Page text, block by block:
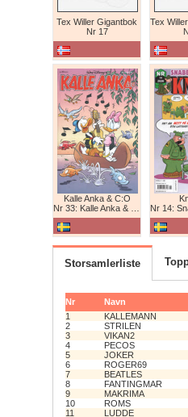
Tex Willer Gigantbok
Nr 17
Kalle Anka & C:O
Nr 33: Kalle Anka & C:O
Nr 14:
Storsamlerliste
Nr
Navn
1
KALLEMANN
2
STRILEN
3
VIKAN2
4
PECOS
5
JOKER
6
ROGER69
7
BEATLES
8
FANTINGMAR
9
MAKRIMA
10
ROMS
11
LUDDE